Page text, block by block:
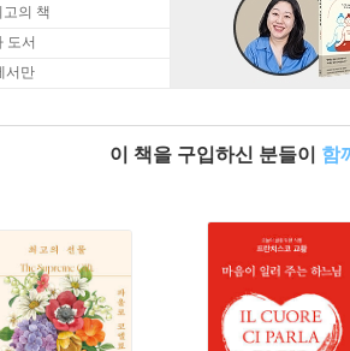
의 책
도서
서만
이 책을 구입하신 분들이 함